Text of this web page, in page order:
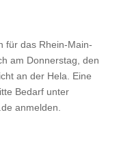
für das Rhein-Main-
am Donnerstag, den
an der Hela. Eine
Bedarf unter
anmelden.